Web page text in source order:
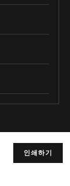
인쇄하기